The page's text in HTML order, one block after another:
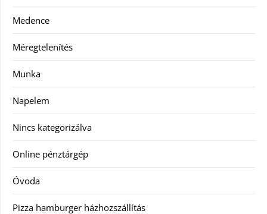
Medence
Méregtelenítés
Munka
Napelem
Nincs kategorizálva
Online pénztárgép
Óvoda
Pizza hamburger házhozszállítás